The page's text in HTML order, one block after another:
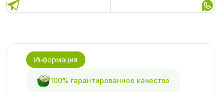
Информация
100% гарантированное качество